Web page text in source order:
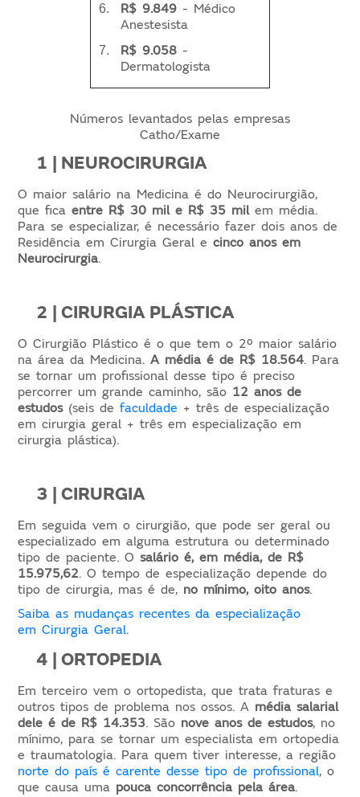
R$ 9.849 - Médico
Anestesista
R$ 9.058 -
Dermatologista
Números levantados pelas empresas
Catho/Exame
1 | NEUROCIRURGIA
O maior salário na Medicina é do Neurocirurgião,
que ficaentre R$ 30 mil e R$ 35 milem média.
Para se especializar, é necessário fazer dois anos de
Residência em Cirurgia Geral ecinco anos em
Neurocirurgia.
2 | CIRURGIA PLÁSTICA
O Cirurgião Plástico é o que tem o 2º maior salário
na área da Medicina.A média é de R$ 18.564. Para
se tornar um profissional desse tipo é preciso
percorrer um grande caminho, são 12 anos de
estudos(seis defaculdade + três de especialização
em cirurgia geral + três em especialização em
cirurgia plástica).
3 | CIRURGIA
Em seguida vem o cirurgião, que pode ser geral ou
especializado em alguma estrutura ou determinado
tipo de paciente. Osalário é, em média, de R$
15.975,62. O tempo de especialização depende do
tipo de cirurgia, mas é de, no mínimo, oito anos.
Saiba as mudanças recentes da especialização
em Cirurgia Geral.
4 | ORTOPEDIA
Em terceiro vem o ortopedista, que trata fraturas e
outros tipos de problema nos ossos. A média salarial
dele é de R$ 14.353. São nove anos de estudos, no
mínimo, para se tornar um especialista em ortopedia
e traumatologia. Para quem tiver interesse, a região
norte do país é carente desse tipo de profissional, o
que causa uma pouca concorrência pela área.